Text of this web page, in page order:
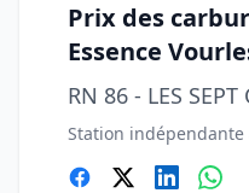
Prix des
Essence
RN 86 - LES
Station indépendante